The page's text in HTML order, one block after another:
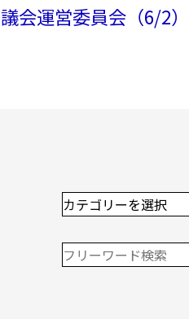
議会運営委員会（6/2）